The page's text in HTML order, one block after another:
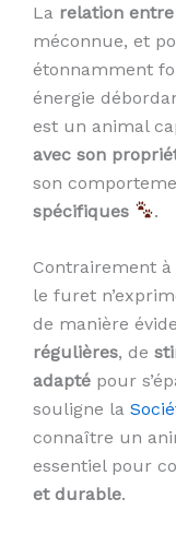
La relation
méconnue, et
étonnamment
énergie
est un animal
avec son
son
spécifiques
.
Contrairement à
le furet
de manière
régulières, de
adapté pour
souligne la
connaître un
essentiel pour
et durable.